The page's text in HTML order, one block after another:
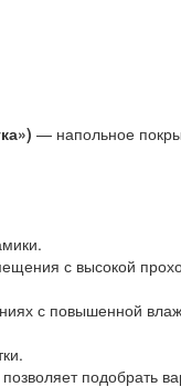
— напольное
с высокой
с повышенной
подобрать